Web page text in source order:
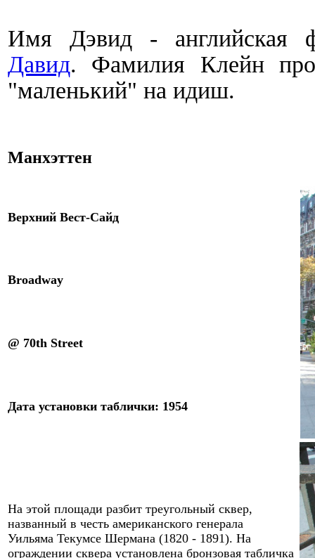
Имя Дэвид - английская
Давид. Фамилия Клейн
"маленький" на идиш.
Манхэттен
Верхний Вест-Сайд
Broadway
@ 70th Street
Дата установки таблички: 1954
На этой площади разбит треугольный сквер,
названный в честь американского генерала
Уильяма Текумсе Шермана (1820 - 1891). На
ограждении сквера установлена бронзовая табличка